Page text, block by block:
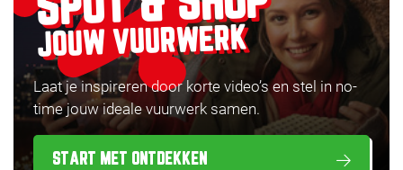
JOUW VUURWERK
Laat je inspireren door korte video’s en stel in no-
time jouw ideale vuurwerk samen.
START MET ONTDEKKEN